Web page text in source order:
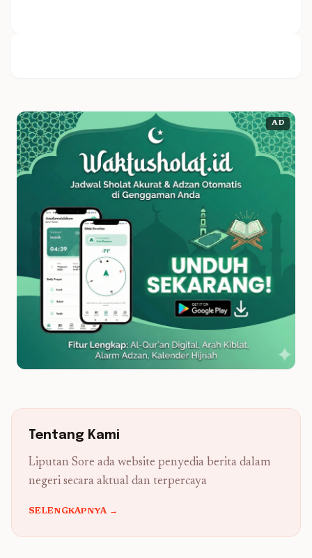
AD
Tentang Kami
Liputan Sore ada website penyedia berita dalam
negeri secara aktual dan terpercaya
SELENGKAPNYA →